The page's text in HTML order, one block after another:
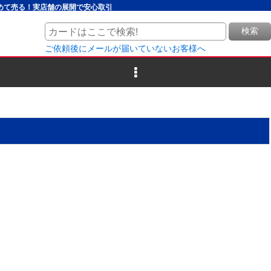
売る！実店舗の展開で安心取引
検索
ご依頼後にメールが届いていないお客様へ